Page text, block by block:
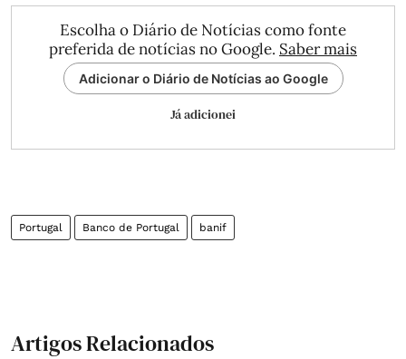
Escolha o Diário de Notícias como fonte
preferida de notícias no Google. Saber mais
Adicionar o Diário de Notícias ao Google
Já adicionei
Portugal Banco de Portugal banif
Artigos Relacionados